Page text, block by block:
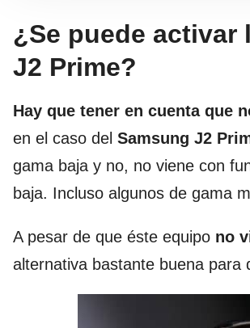
¿Se puede activar
J2 Prime?
Hay que tener en cuenta que
en el caso del Samsung J2
gama baja y no, no viene con
baja. Incluso algunos de gama
A pesar de que éste equipo no
alternativa bastante buena para